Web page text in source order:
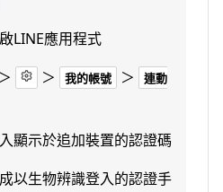
LINE應用程式
＞ ＞ 我的帳號 ＞
連動
顯示於追加裝置的認證碼
以生物辨識登入的認證手